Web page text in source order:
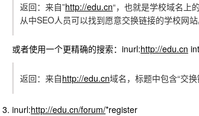
返回：来自”http://edu.cn“，也就是学校域名上
从中SEO人员可以找到愿意交换链接的学校网站
或者使用一个更精确的搜索：inurl:http://edu.cn
返回：来自http://edu.cn域名，标题中包含“交
inurl:http://edu.cn/forum/*register